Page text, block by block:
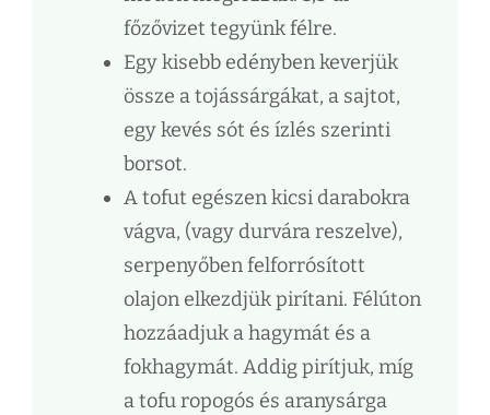
főzővizet tegyünk félre.
Egy kisebb edényben keverjük
össze a tojássárgákat, a sajtot,
egy kevés sót és ízlés szerinti
borsot.
A tofut egészen kicsi darabokra
vágva, (vagy durvára reszelve),
serpenyőben felforrósított
olajon elkezdjük pirítani. Félúton
hozzáadjuk a hagymát és a
fokhagymát. Addig pirítjuk, míg
a tofu ropogós és aranysárga